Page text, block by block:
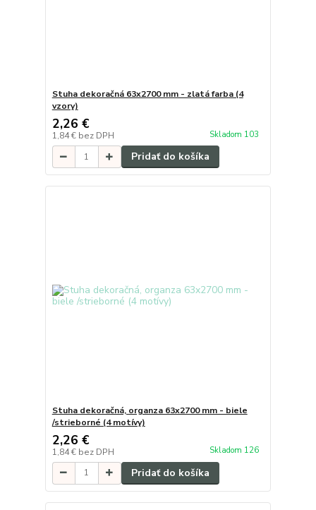
Stuha dekoračná 63x2700 mm - zlatá farba (4
vzory)
2,26 €
1,84 € bez DPH Skladom 103
Pridať do košíka
Stuha dekoračná, organza 63x2700 mm - biele
/strieborné (4 motívy)
2,26 €
1,84 € bez DPH Skladom 126
Pridať do košíka